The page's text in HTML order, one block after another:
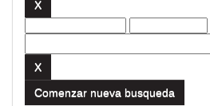
Comenzar nueva busqueda